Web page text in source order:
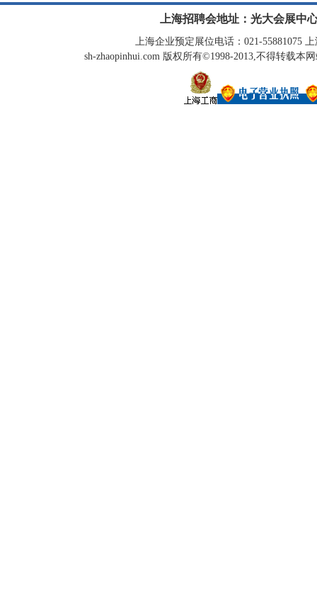
上海招聘会地址：光大会展中
上海企业预定展位电话：021-55881075
sh-zhaopinhui.com 版权所有©1998-2013,不得转载本